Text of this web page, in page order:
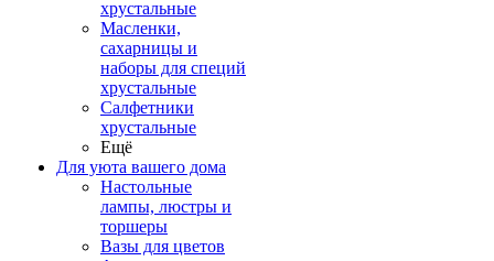
хрустальные
Масленки,
сахарницы и
наборы для специй
хрустальные
Салфетники
хрустальные
Ещё
Для уюта вашего дома
Настольные
лампы, люстры и
торшеры
Вазы для цветов